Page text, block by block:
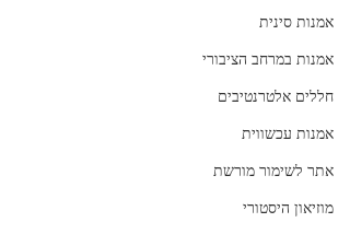
אמנות סינית
אמנות במרחב הציבורי
חללים אלטרנטיבים
אמנות עכשווית
אתר לשימור מורשת
מוזיאון היסטורי